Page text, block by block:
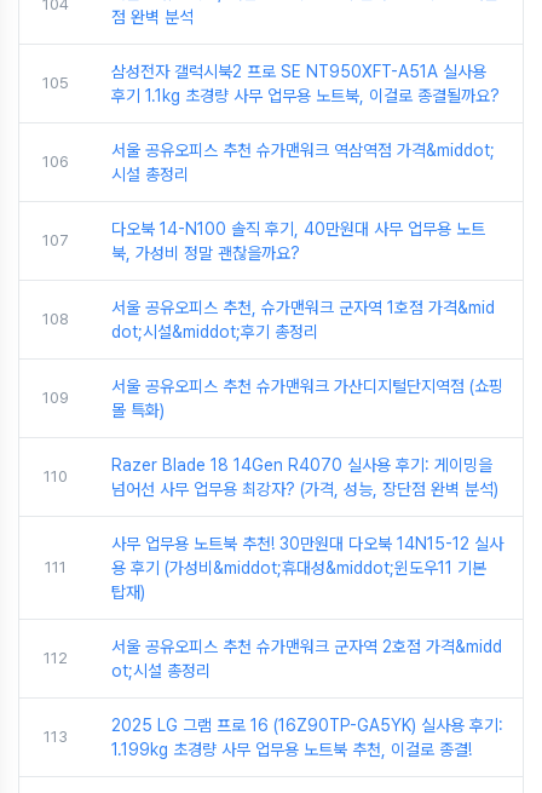
104
점 완벽 분석
105
삼성전자 갤럭시북2 프로 SE NT950XFT-A51A 실사용
후기 1.1kg 초경량 사무 업무용 노트북, 이걸로 종결될까요?
106
서울 공유오피스 추천 슈가맨워크 역삼역점 가격&middot;
시설 총정리
107
다오북 14-N100 솔직 후기, 40만원대 사무 업무용 노트
북, 가성비 정말 괜찮을까요?
108
서울 공유오피스 추천, 슈가맨워크 군자역 1호점 가격&mid
dot;시설&middot;후기 총정리
109
서울 공유오피스 추천 슈가맨워크 가산디지털단지역점 (쇼핑
몰 특화)
110
Razer Blade 18 14Gen R4070 실사용 후기: 게이밍을
넘어선 사무 업무용 최강자? (가격, 성능, 장단점 완벽 분석)
111
사무 업무용 노트북 추천! 30만원대 다오북 14N15-12 실사
용 후기 (가성비&middot;휴대성&middot;윈도우11 기본
탑재)
112
서울 공유오피스 추천 슈가맨워크 군자역 2호점 가격&midd
ot;시설 총정리
113
2025 LG 그램 프로 16 (16Z90TP-GA5YK) 실사용 후기:
1.199kg 초경량 사무 업무용 노트북 추천, 이걸로 종결!